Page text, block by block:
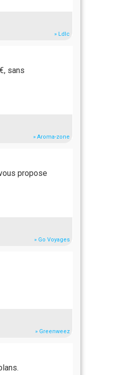
» Ldlc
sans
» Aroma-zone
propose
» Go Voyages
» Greenweez